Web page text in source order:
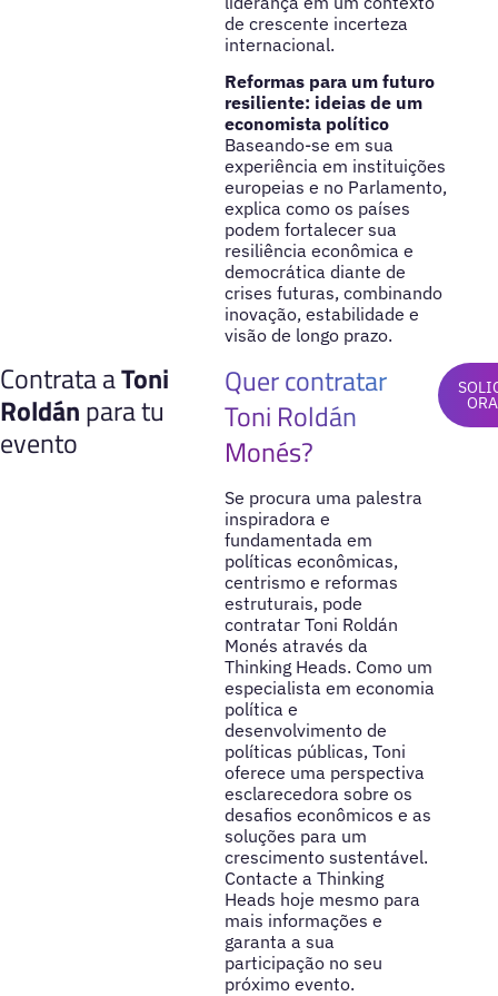
de crescente incerteza
internacional.
Reformas para um futuro
resiliente: ideias de um
economista político
Baseando-se em sua
experiência em instituições
europeias e no Parlamento,
explica como os países
podem fortalecer sua
resiliência econômica e
democrática diante de
crises futuras, combinando
inovação, estabilidade e
visão de longo prazo.
Contrata aToni
Roldánpara tu
evento
Quer contratar
Toni Roldán
Monés?
Se procura uma palestra
inspiradora e
fundamentada em
políticas econômicas,
centrismo e reformas
estruturais, pode
contratar Toni Roldán
Monés através da
Thinking Heads. Como um
especialista em economia
política e
desenvolvimento de
políticas públicas, Toni
oferece uma perspectiva
esclarecedora sobre os
desafios econômicos e as
soluções para um
crescimento sustentável.
Contacte a Thinking
Heads hoje mesmo para
mais informações e
garanta a sua
participação no seu
próximo evento.